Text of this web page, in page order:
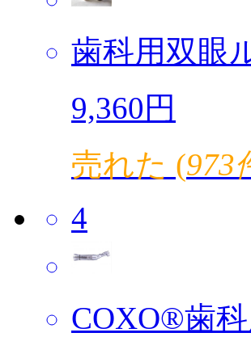
歯科用双眼
9,360円
売れた (973
4
COXO®歯